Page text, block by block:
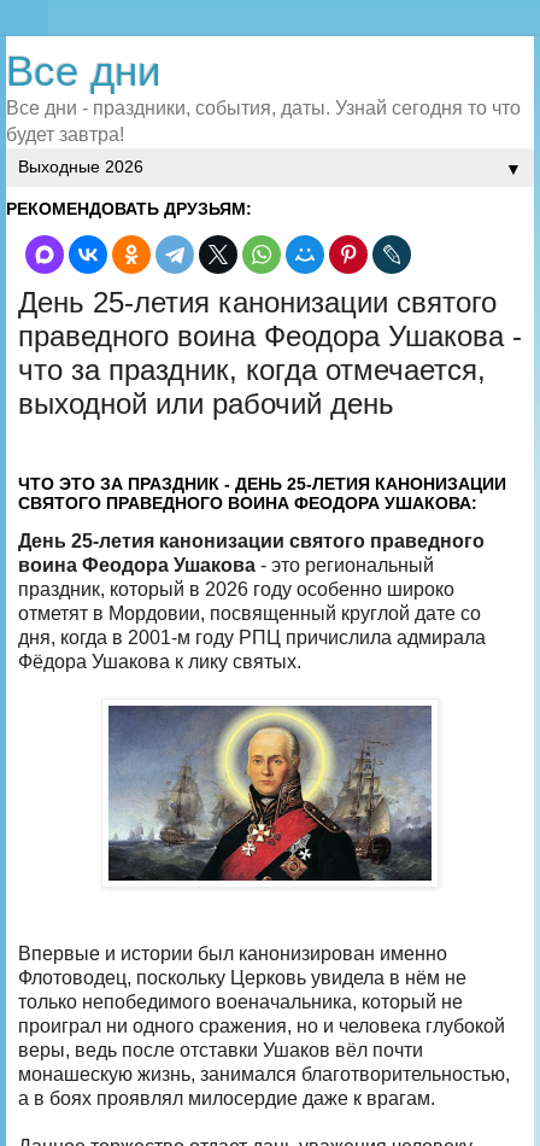
Все дни
Все дни - праздники, события, даты. Узнай сегодня то что
будет завтра!
▼
РЕКОМЕНДОВАТЬ ДРУЗЬЯМ:
День 25-летия канонизации святого
праведного воина Феодора Ушакова -
что за праздник, когда отмечается,
выходной или рабочий день
ЧТО ЭТО ЗА ПРАЗДНИК - ДЕНЬ 25-ЛЕТИЯ КАНОНИЗАЦИИ
СВЯТОГО ПРАВЕДНОГО ВОИНА ФЕОДОРА УШАКОВА:
День 25-летия канонизации святого праведного
воина Феодора Ушакова - это региональный
праздник, который в 2026 году особенно широко
отметят в Мордовии, посвященный круглой дате со
дня, когда в 2001-м году РПЦ причислила адмирала
Фёдора Ушакова к лику святых.
Впервые и истории был канонизирован именно
Флотоводец, поскольку Церковь увидела в нём не
только непобедимого военачальника, который не
проиграл ни одного сражения, но и человека глубокой
веры, ведь после отставки Ушаков вёл почти
монашескую жизнь, занимался благотворительностью,
а в боях проявлял милосердие даже к врагам.